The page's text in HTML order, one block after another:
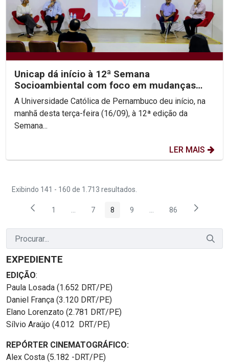
Unicap dá início à 12ª Semana
Socioambiental com foco em mudanças
climáticas e justiça...
A Universidade Católica de Pernambuco deu início, na
manhã desta terça-feira (16/09), à 12ª edição da
Semana...
LER MAIS
Exibindo 141 - 160 de 1.713 resultados.
Página
1 ...Páginas intermediárias Usar ABA para navegar.
Página
7 Página
8 Página
9 ...Páginas intermediárias
Página
86
EXPEDIENTE
EDIÇÃO:
Paula Losada (1.652 DRT/PE)
Daniel França (3.120 DRT/PE)
Elano Lorenzato (2.781 DRT/PE)
Sílvio Araújo (4.012 DRT/PE)
REPÓRTER CINEMATOGRÁFICO:
Alex Costa (5.182 -DRT/PE)